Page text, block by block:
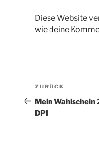
Diese Website
wie deine
Vorheriger
Beitrag
ZURÜCK
Mein Wahlschein
DPI